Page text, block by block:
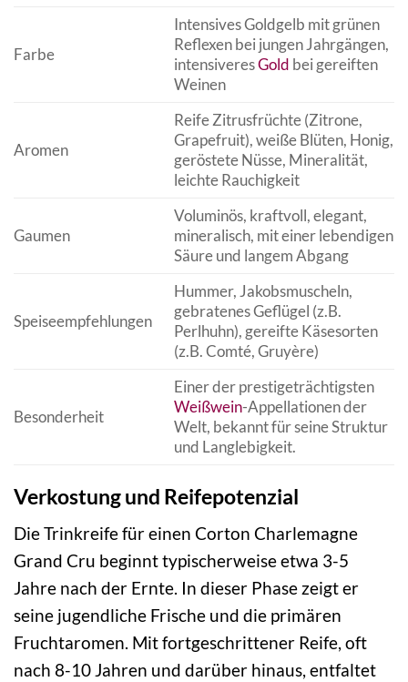
Farbe
Intensives Goldgelb mit grünen
Reflexen bei jungen Jahrgängen,
intensiveresGold bei gereiften
Weinen
Aromen
Reife Zitrusfrüchte (Zitrone,
Grapefruit), weiße Blüten, Honig,
geröstete Nüsse, Mineralität,
leichte Rauchigkeit
Gaumen
Voluminös, kraftvoll, elegant,
mineralisch, mit einer lebendigen
Säure und langem Abgang
Speiseempfehlungen
Hummer, Jakobsmuscheln,
gebratenes Geflügel (z.B.
Perlhuhn), gereifte Käsesorten
(z.B. Comté, Gruyère)
Besonderheit
Einer der prestigeträchtigsten
Weißwein-Appellationen der
Welt, bekannt für seine Struktur
und Langlebigkeit.
Verkostung und Reifepotenzial
Die Trinkreife für einen Corton Charlemagne
Grand Cru beginnt typischerweise etwa 3-5
Jahre nach der Ernte. In dieser Phase zeigt er
seine jugendliche Frische und die primären
Fruchtaromen. Mit fortgeschrittener Reife, oft
nach 8-10 Jahren und darüber hinaus, entfaltet